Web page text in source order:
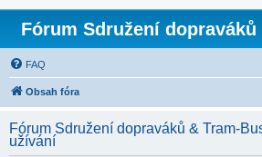
Fórum Sdružení dopraváků
FAQ
Obsah fóra
Fórum Sdružení dopraváků & Tram-
užívání